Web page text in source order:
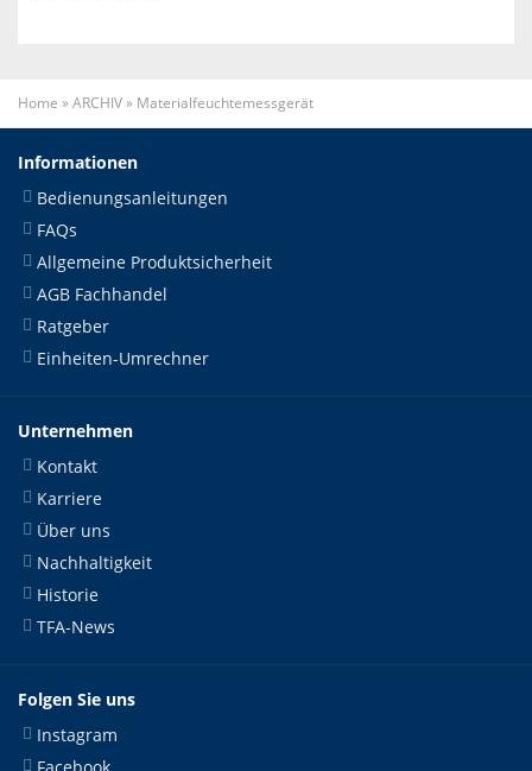
Home »ARCHIV» Materialfeuchtemessgerät
Informationen
Bedienungsanleitungen
FAQs
Allgemeine Produktsicherheit
AGB Fachhandel
Ratgeber
Einheiten-Umrechner
Unternehmen
Kontakt
Karriere
Über uns
Nachhaltigkeit
Historie
TFA-News
Folgen Sie uns
Instagram